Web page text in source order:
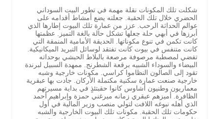
شكلت تلك المكونات نقلة مهمة في تطور البيت السوداني
الحضري خلال تلك الحقبة. جعلته يضع أمشاط أقدامه على
عوالم الحداثة الرحب. عزز من عمارة تلك البيوت إطارها الذي
أبرزها في أبهي حلة جعلها تشكل حالة بالغة التميز. عظمتها
كانت تكمن في تنوع مكوناتها. الحديقة الأمامية المنمقة التي
كانت متنفس في بيوت كانت تفتقد لوسائل التبريد الميكانيكية.
تفضي لمصطبة مرصوفة مرصعة بالبلاط الحبشي بوحداته
البيضاء والسوداء الشبيه برقعة الشطرنج. ممهدة السبيل لبرندة
تقود إلى الصالون النظاموا كراسي. مكونات خارجية وشبه
خارجية صنعت عمارة سكنية مكتملة الأركان. جادت بها عبقرية
معماريون وطنيون أشاوس كانوا حقبتئذٍ في بداية مسيرتهم
الظافرة. أميزهم عبقري زمانه ميرغني حمزة وإبراهيم أحمد
الذي أهله نبوغه اللافت لتولي منصب وزير المالية في أول
حكومات تلك الحقبة. مكونات تلك البيوت الخارجية والشبه